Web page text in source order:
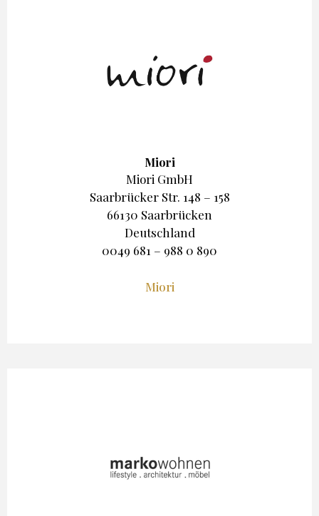
Miori
Miori GmbH
Saarbrücker Str. 148 – 158
66130 Saarbrücken
Deutschland
0049 681 – 988 0 890
Miori